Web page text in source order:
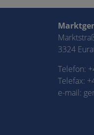
3324
Telefon:
Telefax:
e-mail: